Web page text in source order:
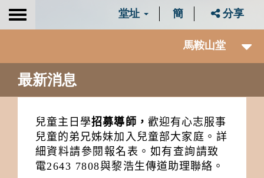
Toggle
堂址 簡 分享
馬鞍山堂
最新消息
兒童主日學招募導師， 歡迎有心志服事
兒童的弟兄姊妹加入兒童部大家庭。詳
細資料請參閱報名表。如有查詢請致
電2643 7808與黎浩生傳道助理聯絡。